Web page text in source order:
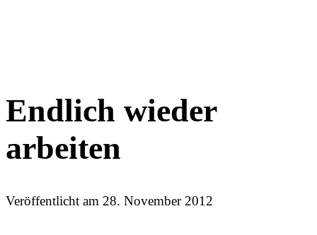
Endlich wieder
arbeiten
Veröffentlicht am 28. November 2012